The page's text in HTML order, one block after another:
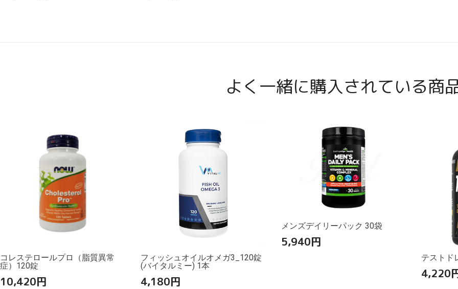
よく一緒に購入されている商
コレステロールプロ（脂質異常
症）120錠
10,420円
フィッシュオイルオメガ3_120錠
(バイタルミー) 1本
4,180円
メンズデイリーパック 30袋
5,940円
テストド
4,220